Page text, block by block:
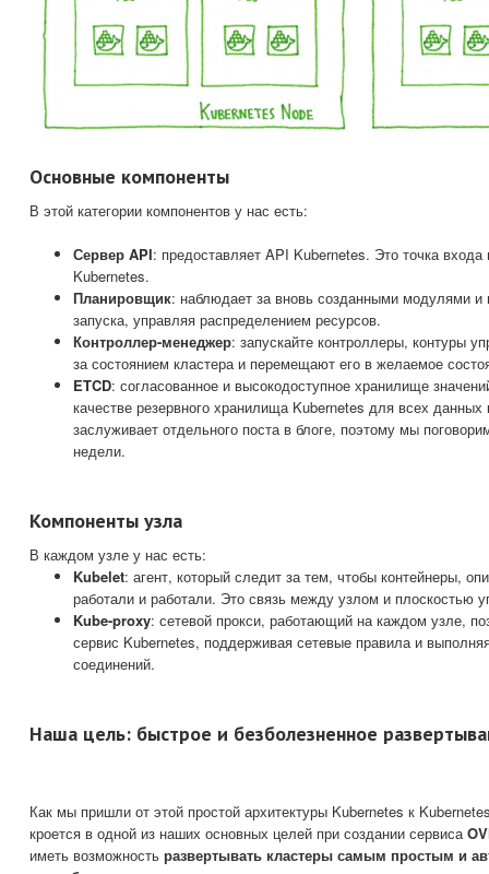
Основные компоненты
В этой категории компонентов у нас есть:
Сервер API: предоставляет API Kubernetes. Это точка входа
Kubernetes.
Планировщик: наблюдает за вновь созданными модулями и
запуска, управляя распределением ресурсов.
Контроллер-менеджер: запускайте контроллеры, контуры
за состоянием кластера и перемещают его в желаемое
ETCD: согласованное и высокодоступное хранилище
качестве резервного хранилища Kubernetes для всех данных
заслуживает отдельного поста в блоге, поэтому мы
недели.
Компоненты узла
В каждом узле у нас есть:
Kubelet: агент, который следит за тем, чтобы контейнеры,
работали и работали. Это связь между узлом и плоскостью
Kube-proxy: сетевой прокси, работающий на каждом узле,
сервис Kubernetes, поддерживая сетевые правила и
соединений.
Наша цель: быстрое и безболезненное
Как мы пришли от этой простой архитектуры Kubernetes к
кроется в одной из наших основных целей при создании сервиса
иметь возможность развертывать кластеры самым простым и